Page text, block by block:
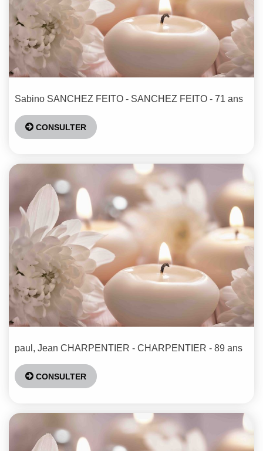
Sabino SANCHEZ FEITO - SANCHEZ FEITO - 71 ans
CONSULTER
paul, Jean CHARPENTIER - CHARPENTIER - 89 ans
CONSULTER